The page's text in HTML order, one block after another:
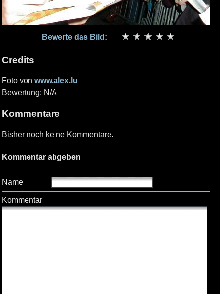
Bewerte das Bild:
Credits
Foto von www.alex.lu
Bewertung: N/A
Kommentare
Bisher noch keine Kommentare.
Kommentar abgeben
Name
Kommentar